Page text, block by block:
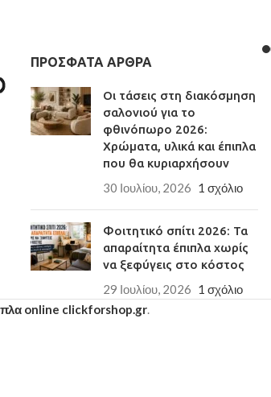
ΠΡΌΣΦΑΤΑ ΆΡΘΡΑ
Οι τάσεις στη διακόσμηση
σαλονιού για το
φθινόπωρο 2026:
Χρώματα, υλικά και έπιπλα
που θα κυριαρχήσουν
30 Ιουλίου, 2026 1 σχόλιο
Φοιτητικό σπίτι 2026: Τα
απαραίτητα έπιπλα χωρίς
να ξεφύγεις στο κόστος
29 Ιουλίου, 2026 1 σχόλιο
online clickforshop.gr